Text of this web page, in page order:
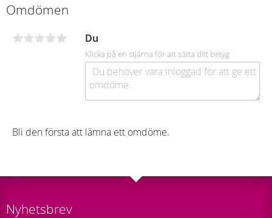
Omdömen
Du
Klicka på en stjärna för att sätta ditt betyg
Bli den första att lämna ett omdöme.
Nyhetsbrev